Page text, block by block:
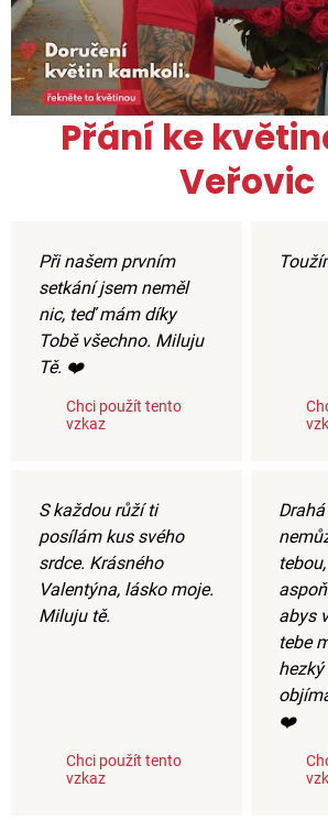
Přání ke
Veřovic
Při našem prvním
setkání jsem neměl
nic, teď mám díky
Tobě všechno. Miluju
Tě. ❤️
Chci použít tento
vzkaz
S každou růží ti
posílám kus svého
srdce. Krásného
Valentýna, lásko moje.
Miluju tě.
Chci použít tento
vzkaz
abys
tebe
❤️